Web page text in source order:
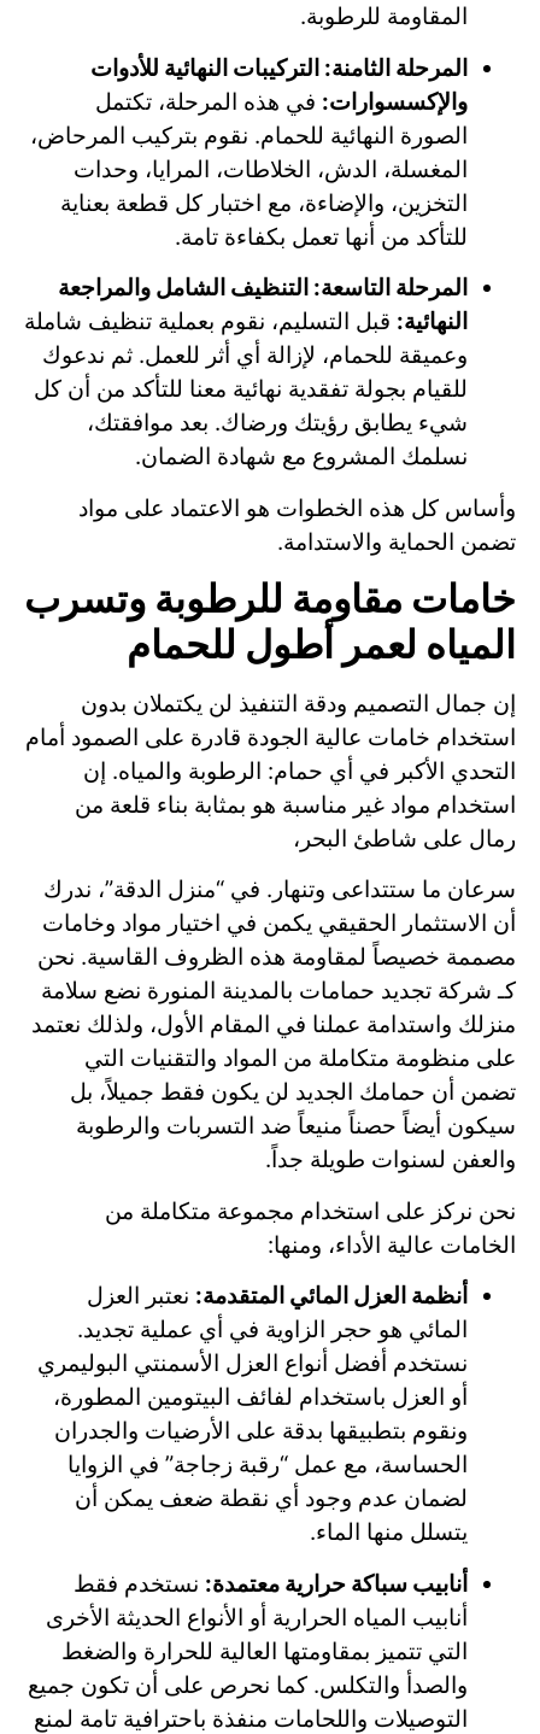
المقاومة للرطوبة.
المرحلة الثامنة: التركيبات النهائية للأدوات
والإكسسوارات: في هذه المرحلة، تكتمل
الصورة النهائية للحمام. نقوم بتركيب المرحاض،
المغسلة، الدش، الخلاطات، المرايا، وحدات
التخزين، والإضاءة، مع اختبار كل قطعة بعناية
للتأكد من أنها تعمل بكفاءة تامة.
المرحلة التاسعة: التنظيف الشامل والمراجعة
النهائية: قبل التسليم، نقوم بعملية تنظيف شاملة
وعميقة للحمام، لإزالة أي أثر للعمل. ثم ندعوك
للقيام بجولة تفقدية نهائية معنا للتأكد من أن كل
شيء يطابق رؤيتك ورضاك. بعد موافقتك،
نسلمك المشروع مع شهادة الضمان.
وأساس كل هذه الخطوات هو الاعتماد على مواد
تضمن الحماية والاستدامة.
خامات مقاومة للرطوبة وتسرب
المياه لعمر أطول للحمام
إن جمال التصميم ودقة التنفيذ لن يكتملان بدون
استخدام خامات عالية الجودة قادرة على الصمود أمام
التحدي الأكبر في أي حمام: الرطوبة والمياه. إن
استخدام مواد غير مناسبة هو بمثابة بناء قلعة من
رمال على شاطئ البحر،
سرعان ما ستتداعى وتنهار. في “منزل الدقة”، ندرك
أن الاستثمار الحقيقي يكمن في اختيار مواد وخامات
مصممة خصيصاً لمقاومة هذه الظروف القاسية. نحن
كـ شركة تجديد حمامات بالمدينة المنورة نضع سلامة
منزلك واستدامة عملنا في المقام الأول، ولذلك نعتمد
على منظومة متكاملة من المواد والتقنيات التي
تضمن أن حمامك الجديد لن يكون فقط جميلاً، بل
سيكون أيضاً حصناً منيعاً ضد التسربات والرطوبة
والعفن لسنوات طويلة جداً.
نحن نركز على استخدام مجموعة متكاملة من
الخامات عالية الأداء، ومنها:
أنظمة العزل المائي المتقدمة: نعتبر العزل
المائي هو حجر الزاوية في أي عملية تجديد.
نستخدم أفضل أنواع العزل الأسمنتي البوليمري
أو العزل باستخدام لفائف البيتومين المطورة،
ونقوم بتطبيقها بدقة على الأرضيات والجدران
الحساسة، مع عمل “رقبة زجاجة” في الزوايا
لضمان عدم وجود أي نقطة ضعف يمكن أن
يتسلل منها الماء.
أنابيب سباكة حرارية معتمدة: نستخدم فقط
أنابيب المياه الحرارية أو الأنواع الحديثة الأخرى
التي تتميز بمقاومتها العالية للحرارة والضغط
والصدأ والتكلس. كما نحرص على أن تكون جميع
التوصيلات واللحامات منفذة باحترافية تامة لمنع